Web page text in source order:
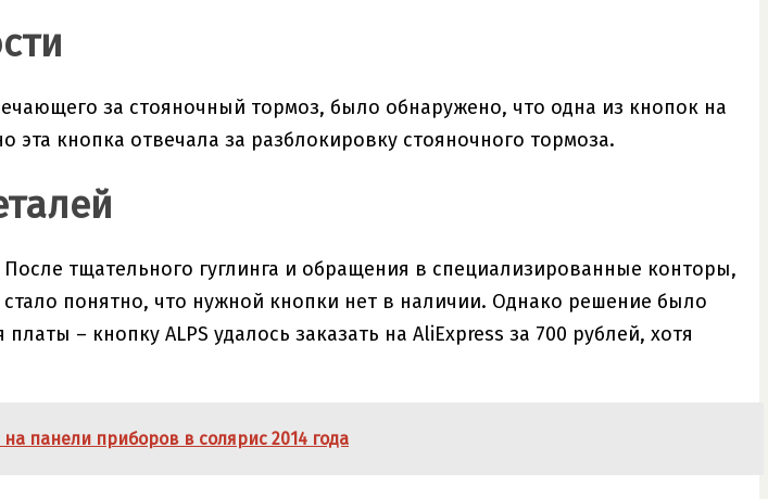
за стояночный тормоз, было обнаружено, что одна из кнопок на
кнопка отвечала за разблокировку стояночного тормоза.
тщательного гуглинга и обращения в специализированные конторы,
стало понятно, что нужной кнопки нет в наличии. Однако решение было
– кнопку ALPS удалось заказать на AliExpress за 700 рублей, хотя
панели приборов в солярис 2014 года